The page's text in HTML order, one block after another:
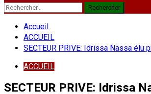
Rechercher :
Accueil
ACCUEIL
SECTEUR PRIVE: Idrissa Nassa élu
ACCUEIL
SECTEUR PRIVE: Idrissa